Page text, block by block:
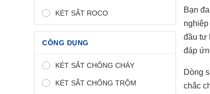
KÉT SẮT ROCO
CÔNG DỤNG
KÉT SẮT CHỐNG CHÁY
KÉT SẮT CHỐNG TRỘM
Bạn
đầu tư
đáp
Dòng
chắc